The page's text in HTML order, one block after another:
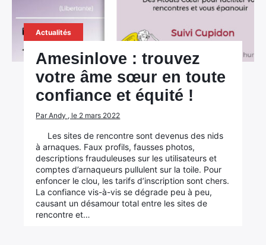
Actualités
Amesinlove : trouvez
votre âme sœur en toute
confiance et équité !
Par Andy , le 2 mars 2022
Les sites de rencontre sont devenus des nids
à arnaques. Faux profils, fausses photos,
descriptions frauduleuses sur les utilisateurs et
comptes d’arnaqueurs pullulent sur la toile. Pour
enfoncer le clou, les tarifs d’inscription sont chers.
La confiance vis-à-vis se dégrade peu à peu,
causant un désamour total entre les sites de
rencontre et…